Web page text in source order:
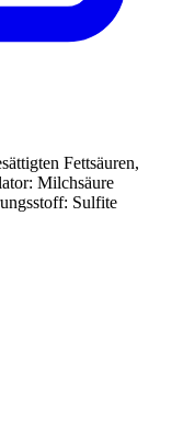
Fettsäuren,
Milchsäure
Sulfite